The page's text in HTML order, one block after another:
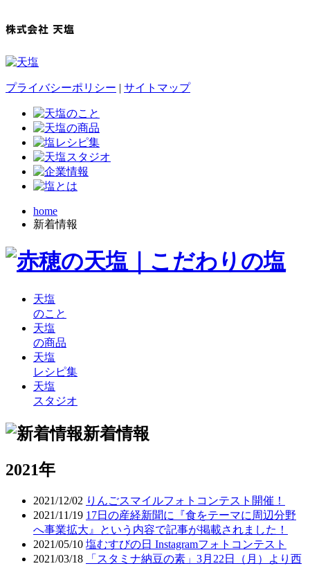
プライバシーポリシー | サイトマップ
home
新着情報
天塩
のこと
天塩
の商品
天塩
レシピ集
天塩
スタジオ
新着情報
2021年
2021/12/02 りんごスマイルフォトコンテスト開催！
2021/11/19 17日の産経新聞に『食をテーマに周辺分野
へ事業拡大』という内容で記事が掲載されました！
2021/05/10 塩むすびの日 Instagramフォトコンテスト
2021/03/18
「スタミナ納豆の素」3月22日（月）より西